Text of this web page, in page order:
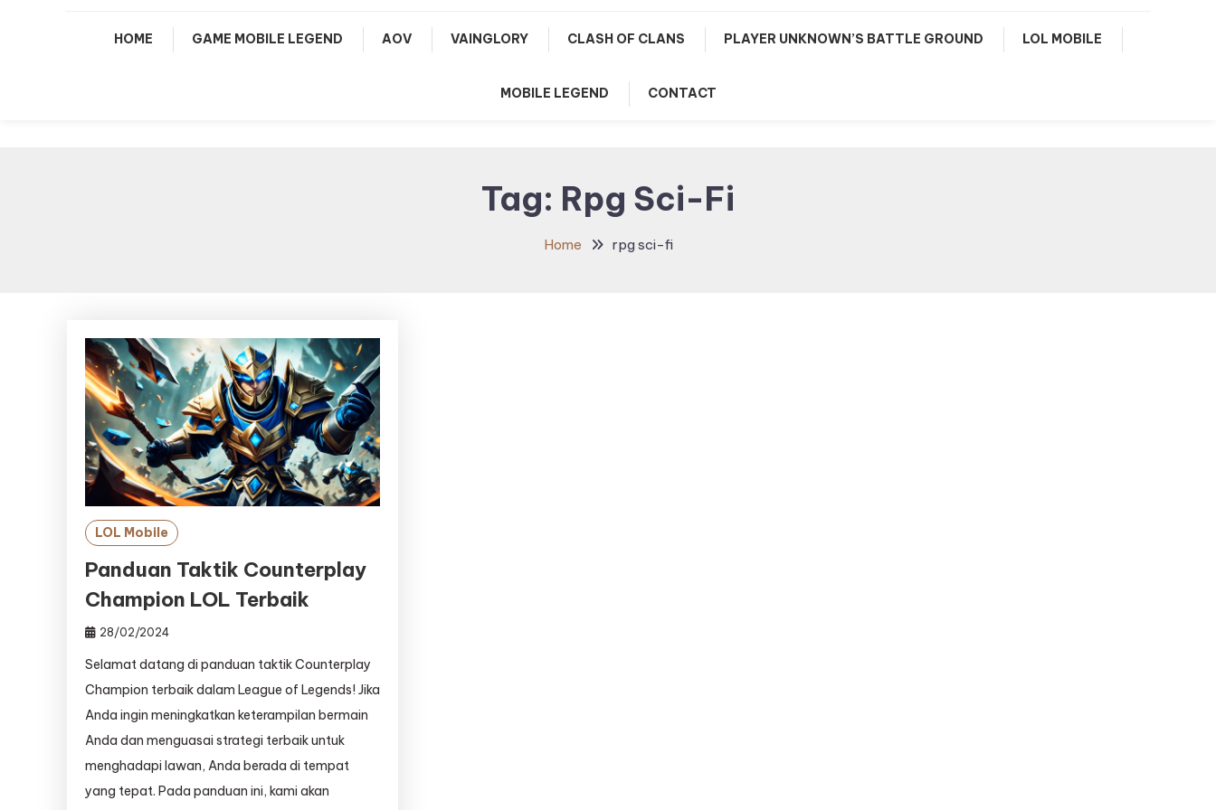
HOME GAME MOBILE LEGEND AOV VAINGLORY CLASH OF CLANS PLAYER UNKNOWN’S BATTLE GROUND LOL MOBILE
MOBILE LEGEND CONTACT
Tag: Rpg Sci-Fi
Home rpg sci-fi
LOL Mobile
Panduan Taktik Counterplay
Champion LOL Terbaik
28/02/2024
Selamat datang di panduan taktik Counterplay
Champion terbaik dalam League of Legends! Jika
Anda ingin meningkatkan keterampilan bermain
Anda dan menguasai strategi terbaik untuk
menghadapi lawan, Anda berada di tempat
yang tepat. Pada panduan ini, kami akan